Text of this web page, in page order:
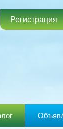
Регистрация